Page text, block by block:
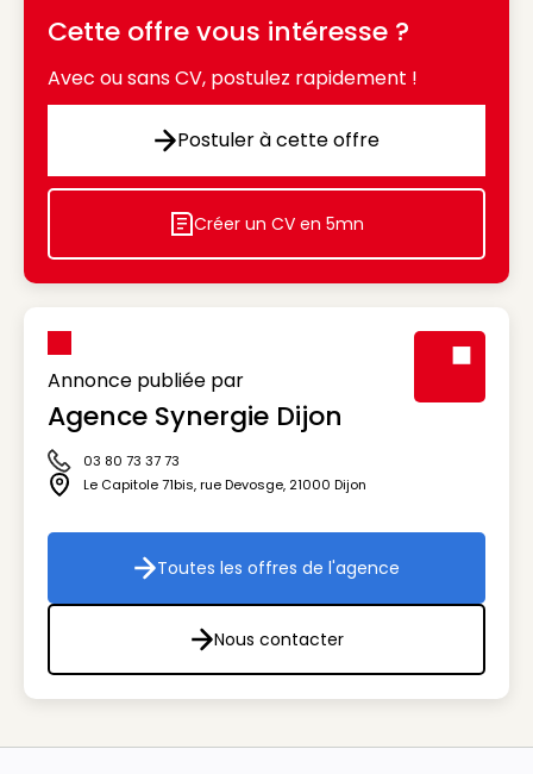
Cette offre vous intéresse ?
Avec ou sans CV, postulez rapidement !
Postuler à cette offre
Postuler à cette offre
Icon decorative
Créer un CV en 5mn
Annonce publiée par
Agence Synergie Dijon
Icône téléphone
03 80 73 37 73
Icône adresse
Le Capitole 71bis, rue Devosge, 21000 Dijon
Toutes les offres de l'agence
Toutes les offres de l'agence
Nous contacter
Nous contacter